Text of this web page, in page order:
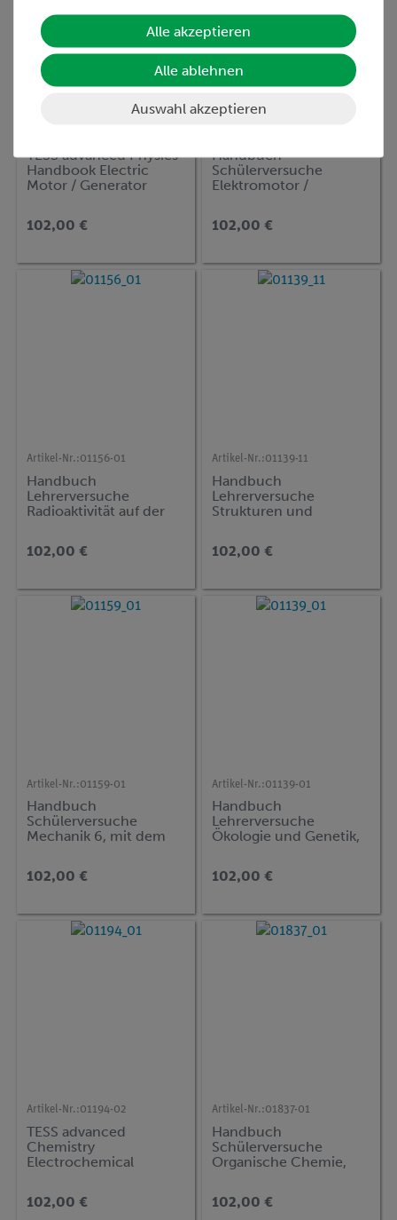
TESS advanced Physics
Handbook Electric
Motor / Generator
102,00 €
Handbuch
Schülerversuche
Elektromotor /
102,00 €
Artikel-Nr.:01156-01
Handbuch
Lehrerversuche
Radioaktivität auf der
102,00 €
Artikel-Nr.:01139-11
Handbuch
Lehrerversuche
Strukturen und
102,00 €
Artikel-Nr.:01159-01
Handbuch
Schülerversuche
Mechanik 6, mit dem
102,00 €
Artikel-Nr.:01139-01
Handbuch
Lehrerversuche
Ökologie und Genetik,
102,00 €
Artikel-Nr.:01194-02
TESS advanced
Chemistry
Electrochemical
102,00 €
Artikel-Nr.:01837-01
Handbuch
Schülerversuche
Organische Chemie,
102,00 €
Alle akzeptieren
Alle ablehnen
Auswahl akzeptieren